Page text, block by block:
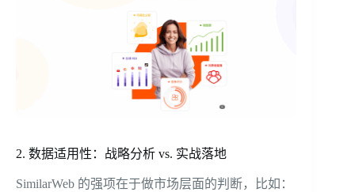
2. 数据适用性：战略分析 vs. 实战落地
SimilarWeb 的强项在于做市场层面的判断，比如：